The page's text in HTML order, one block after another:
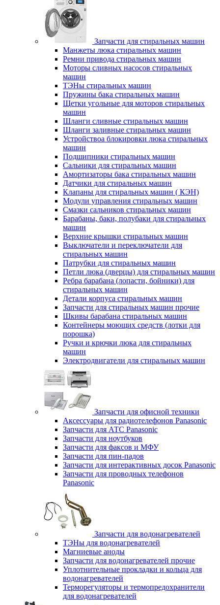
Запчасти для стиральных машин
Манжеты люка стиральных машин
Ремни привода стиральных машин
Моторы сливных насосов стиральных
машин
ТЭНы стиральных машин
Пружины бака стиральных машин
Щетки угольные для моторов стиральных
машин
Шланги сливные стиральных машин
Шланги заливные стиральных машин
Устройствоа блокировки люка стиральных
машин
Подшипники стиральных машин
Сальники для стиральных машин
Амортизаторы бака стиральных машин
Датчики для стиральных машин
Клапаны для стиральных машин ( КЭН)
Модули управления стиральных машин
Смазки сальников стиральных машин
Барабаны, баки, полубаки для стиральных
машин
Верхние крышки стиральных машин
Выключатели и переключатели для
стиральных машин
Патрубки для стиральных машин
Петли люка (дверцы) для стиральных машин
Ребра барабана (лопасти, бойники) для
стиральных машин
Детали корпуса стиральных машин
Запчасти для стиральных машин прочие
Шкивы барабана стиральных машин
Контейнеры моющих средств (лотки для
порошка)
Ручки и крючки люка для стиральных
машин
Электродвигатели для стиральных машин
Запчасти для офисной техники
Аксессуары для радиотелефонов Panasonic
Запчасти для АТС Panasonic
Запчасти для ноутбуков
Запчасти для факсов и МФУ
Запчасти для пин-падов
Запчасти для интерактивных досок Panasonic
Запчасти для проводных телефонов
Panasonic
Запчасти для водонагревателей
ТЭНы для водонагревателей
Магниевые аноды
Запчасти для водонагревателей прочие
Уплотнительные прокладки и кольца для
водонагревателей
Терморегуляторы и термопредохранители
для водонагревателей